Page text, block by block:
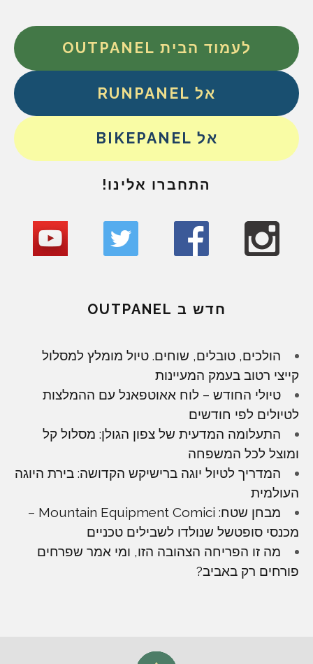
לעמוד הבית OUTPANEL
אל RUNPANEL
אל BIKEPANEL
התחברו אלינו!
חדש ב OUTPANEL
הולכים, טובלים, שוחים. טיול מומלץ למסלול
קייצי רטוב בעמק המעיינות
טיולי החודש – לוח אאוטפאנל עם ההמלצות
לטיולים לפי חודשים
התעלומה המדעית של צפון הגולן: מסלול קל
ומוצל לכל המשפחה
המדריך לטיול יוגה ברישיקש הקדושה: בירת היוגה
העולמית
מבחן שטח: Mountain Equipment Comici –
מכנסי סופטשל שנולדו לשבילים טכניים
מה זו הפריחה הצהובה הזו, ומי אמר שפרחים
פורחים רק באביב?